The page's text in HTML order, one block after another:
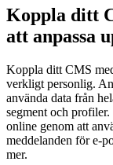
Koppla ditt
att anpassa
Koppla ditt CMS
verkligt personlig.
använda data från
segment och
online genom att
meddelanden för e-
mer.